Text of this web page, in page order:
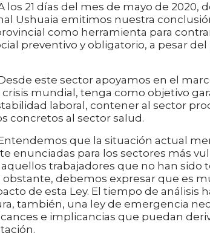
del mes de mayo de 2020,
Ushuaia emitimos nuestra
como herramienta para
preventivo y obligatorio, a pesar
sector apoyamos en el marco
mundial, tenga como objetivo
laboral, contener al sector
concretos al sector salud.
que la situación actual
enunciadas para los sectores más
trabajadores que no han sido
obstante, debemos expresar que es
de esta Ley. El tiempo de análisis
también, una ley de emergencia
e implicancias que puedan